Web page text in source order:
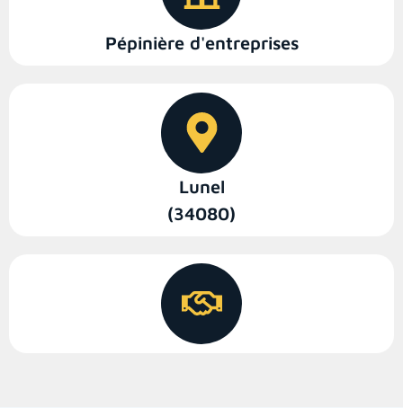
Pépinière d'entreprises
Lunel
(34080)